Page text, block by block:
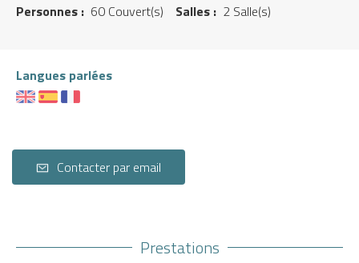
Personnes : 60 Couvert(s) Salles : 2 Salle(s)
Langues parlées
Contacter par email
Prestations